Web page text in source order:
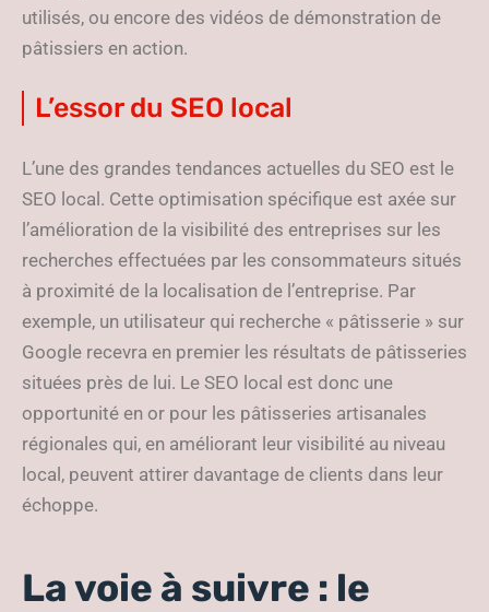
utilisés, ou encore des vidéos de démonstration de
pâtissiers en action.
L’essor du SEO local
L’une des grandes tendances actuelles du SEO est le
SEO local. Cette optimisation spécifique est axée sur
l’amélioration de la visibilité des entreprises sur les
recherches effectuées par les consommateurs situés
à proximité de la localisation de l’entreprise. Par
exemple, un utilisateur qui recherche « pâtisserie » sur
Google recevra en premier les résultats de pâtisseries
situées près de lui. Le SEO local est donc une
opportunité en or pour les pâtisseries artisanales
régionales qui, en améliorant leur visibilité au niveau
local, peuvent attirer davantage de clients dans leur
échoppe.
La voie à suivre : le